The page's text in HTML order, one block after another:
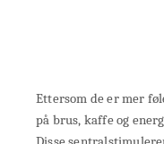
Ettersom de er mer
på brus, kaffe og